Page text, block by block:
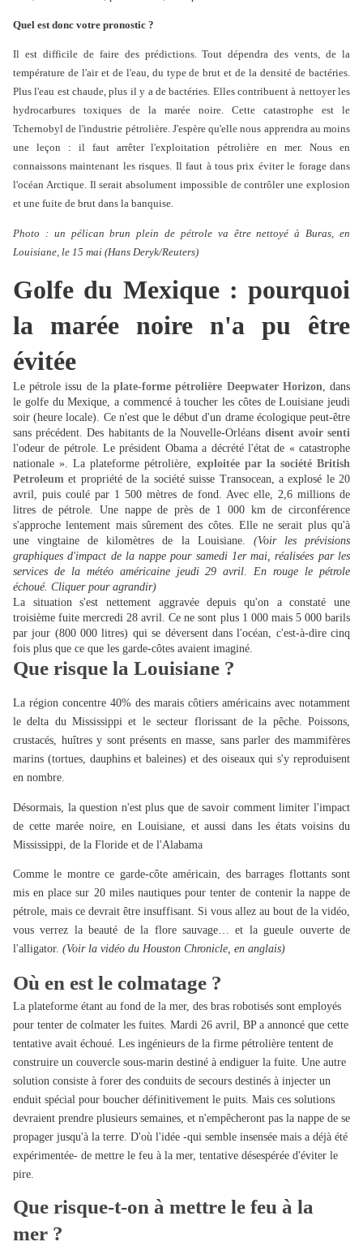
Quel est donc votre pronostic ?
Il est difficile de faire des prédictions. Tout dépendra des vents, de la
température de l'air et de l'eau, du type de brut et de la densité de bactéries.
Plus l'eau est chaude, plus il y a de bactéries. Elles contribuent à nettoyer les
hydrocarbures toxiques de la marée noire. Cette catastrophe est le
Tchernobyl de l'industrie pétrolière. J'espère qu'elle nous apprendra au moins
une leçon : il faut arrêter l'exploitation pétrolière en mer. Nous en
connaissons maintenant les risques. Il faut à tous prix éviter le forage dans
l'océan Arctique. Il serait absolument impossible de contrôler une explosion
et une fuite de brut dans la banquise.
Photo : un pélican brun plein de pétrole va être nettoyé à Buras, en
Louisiane, le 15 mai (Hans Deryk/Reuters)
Golfe du Mexique : pourquoi
la marée noire n'a pu être
évitée
Le pétrole issu de laplate-forme pétrolière Deepwater Horizon, dans
le golfe du Mexique, a commencé à toucher les côtes de Louisiane jeudi
soir (heure locale). Ce n'est que le début d'un drame écologique peut-être
sans précédent. Des habitants de la Nouvelle-Orléans disent avoir senti
l'odeur de pétrole. Le président Obama a décrété l'état de « catastrophe
nationale ». La plateforme pétrolière, exploitée par la société British
Petroleum et propriété de la société suisse Transocean, a explosé le 20
avril, puis coulé par 1 500 mètres de fond. Avec elle, 2,6 millions de
litres de pétrole. Une nappe de près de 1 000 km de circonférence
s'approche lentement mais sûrement des côtes. Elle ne serait plus qu'à
une vingtaine de kilomètres de la Louisiane.
(Voir les prévisions
graphiques d'impact de la nappe pour samedi 1er mai, réalisées par les
services de la météo américaine jeudi 29 avril. En rouge le pétrole
échoué. Cliquer pour agrandir)
La situation s'est nettement aggravée depuis qu'on a constaté une
troisième fuite mercredi 28 avril. Ce ne sont plus 1 000 mais 5 000 barils
par jour (800 000 litres) qui se déversent dans l'océan, c'est-à-dire cinq
fois plus que ce que les garde-côtes avaient imaginé.
Que risque la Louisiane ?
La région concentre 40% des marais côtiers américains avec notamment
le delta du Mississippi et le secteur florissant de la pêche. Poissons,
crustacés, huîtres y sont présents en masse, sans parler des mammifères
marins (tortues, dauphins et baleines) et des oiseaux qui s'y reproduisent
en nombre.
Désormais, la question n'est plus que de savoir comment limiter l'impact
de cette marée noire, en Louisiane, et aussi dans les états voisins du
Mississippi, de la Floride et de l'Alabama
Comme le montre ce garde-côte américain, des barrages flottants sont
mis en place sur 20 miles nautiques pour tenter de contenir la nappe de
pétrole, mais ce devrait être insuffisant. Si vous allez au bout de la vidéo,
vous verrez la beauté de la flore sauvage… et la gueule ouverte de
l'alligator. (Voir la vidéo du Houston Chronicle, en anglais)
Où en est le colmatage ?
La plateforme étant au fond de la mer, des bras robotisés sont employés
pour tenter de colmater les fuites. Mardi 26 avril, BP a annoncé que cette
tentative avait échoué. Les ingénieurs de la firme pétrolière tentent de
construire un couvercle sous-marin destiné à endiguer la fuite. Une autre
solution consiste à forer des conduits de secours destinés à injecter un
enduit spécial pour boucher définitivement le puits. Mais ces solutions
devraient prendre plusieurs semaines, et n'empêcheront pas la nappe de se
propager jusqu'à la terre. D'où l'idée -qui semble insensée mais a déjà été
expérimentée- de mettre le feu à la mer, tentative désespérée d'éviter le
pire.
Que risque-t-on à mettre le feu à la
mer ?